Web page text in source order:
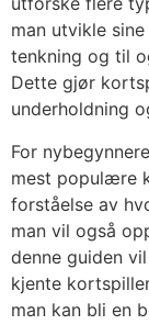
man utvikle
tenkning og til
Dette gjør
underholdning
For
mest populære
forståelse av
man vil også
denne guiden
kjente
man kan bli en